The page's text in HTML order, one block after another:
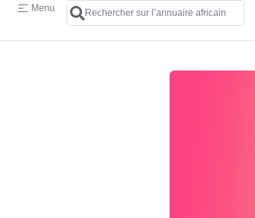
Menu Rechercher sur l’annuaire africain